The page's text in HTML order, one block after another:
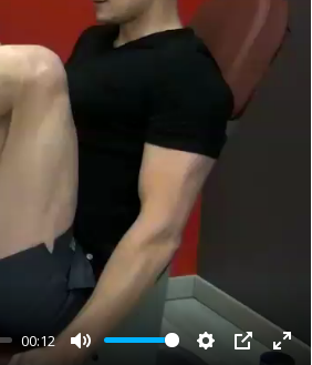
00:12